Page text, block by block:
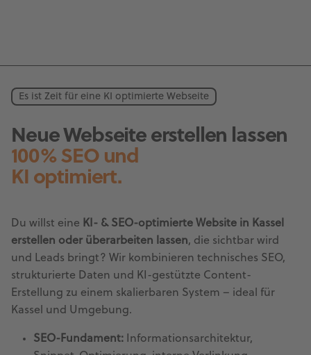
Es ist Zeit für eine KI optimierte Webseite
Neue Webseite erstellen lassen
100% SEO und
KI optimiert.
Du willst eine KI- & SEO-optimierte Website in Kassel
erstellen oder überarbeiten lassen, die sichtbar wird
und Leads bringt? Wir kombinieren technisches SEO,
strukturierte Daten und KI-gestützte Content-
Erstellung zu einem skalierbaren System – ideal für
Kassel und Umgebung.
SEO-Fundament: Informationsarchitektur,